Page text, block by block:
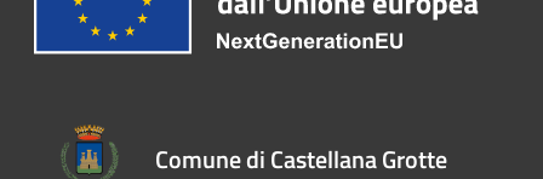
Comune di Castellana Grotte